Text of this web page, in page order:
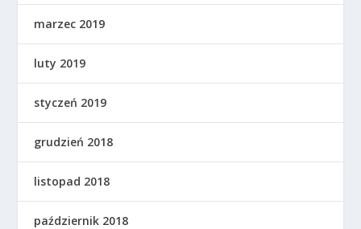
marzec 2019
luty 2019
styczeń 2019
grudzień 2018
listopad 2018
październik 2018